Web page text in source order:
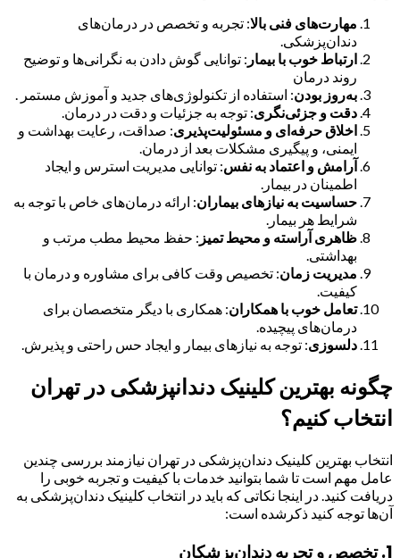
مهارت‌های فنی بالا: تجربه و تخصص در درمان‌های
دندان‌پزشکی.
ارتباط خوب با بیمار : توانایی گوش دادن به نگرانی‌ها و توضیح
روند درمان
به‌روز بودن: استفاده از تکنولوژی‌های جدید و آموزش مستمر .
دقت و جزئی‌نگری: توجه به جزئیات و دقت در درمان.
اخلاق حرفه‌ای و مسئولیت‌پذیری: صداقت، رعایت بهداشت و
ایمنی، و پیگیری مشکلات بعد از درمان.
آرامش و اعتماد به نفس: توانایی مدیریت استرس و ایجاد
اطمینان در بیمار.
حساسیت به نیازهای بیماران: ارائه درمان‌های خاص با توجه به
شرایط هر بیمار.
ظاهری آراسته و محیط تمیز : حفظ محیط مطب مرتب و
بهداشتی.
مدیریت زمان: تخصیص وقت کافی برای مشاوره و درمان با
کیفیت.
تعامل خوب با همکاران: همکاری با دیگر متخصصان برای
درمان‌های پیچیده.
دلسوزی: توجه به نیازهای بیمار و ایجاد حس راحتی و پذیرش.
چگونه بهترین کلینیک دندانپزشکی در تهران
انتخاب کنیم؟
انتخاب بهترین کلینیک دندان‌پزشکی در تهران نیازمند بررسی چندین
عامل مهم است تا شما بتوانید خدمات با کیفیت و تجربه خوبی را
دریافت کنید. در اینجا نکاتی که باید در انتخاب کلینیک دندان‌پزشکی به
آن‌ها توجه کنید ذکرشده است:
1. تخصص و تجربه دندان‌پزشکان